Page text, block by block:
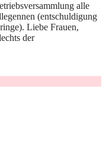
alle
(entschuldigung
Liebe Frauen,
der